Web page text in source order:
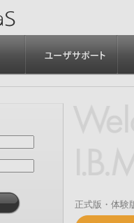
正式版・体験